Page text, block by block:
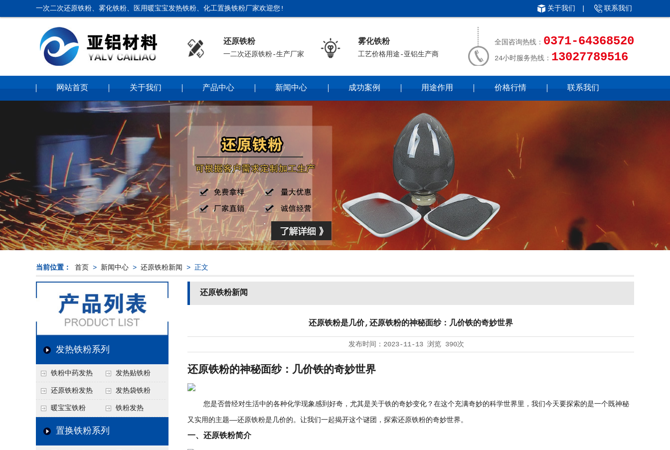
一次二次还原铁粉、雾化铁粉、医用暖宝宝发热铁粉、化工置换铁粉厂家欢迎您! 关于我们 联系我们
还原铁粉
一二次还原铁粉-生产厂家
雾化铁粉
工艺价格用途-亚铝生产商
全国咨询热线： 0371-64368520
24小时服务热线： 13027789516
网站首页 关于我们 产品中心 新闻中心 成功案例 用途作用 价格行情 联系我们
当前位置： 首页 > 新闻中心 > 还原铁粉新闻 > 正文
发热铁粉系列
铁粉中药发热 发热贴铁粉
还原铁粉发热 发热袋铁粉
暖宝宝铁粉 铁粉发热
置换铁粉系列
还原铁粉新闻
还原铁粉是几价,还原铁粉的神秘面纱：几价铁的奇妙世界
发布时间： 2023-11-13 浏览 390次
还原铁粉的神秘面纱：几价铁的奇妙世界
您是否曾经对生活中的各种化学现象感到好奇，尤其是关于铁的奇妙变化？在这个充满奇妙的科学世界里，我们今天要探索的是一个既神秘
又实用的主题——还原铁粉是几价的。让我们一起揭开这个谜团，探索还原铁粉的奇妙世界。
一、还原铁粉简介